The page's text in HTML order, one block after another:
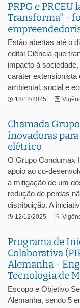
PRPG e
Transforma" -
Estão abertas até o
edital Ciência que
impacto à
caráter extensionista
ambiental, social e
18/12/2025
Chamada
inovadoras
elétrico
O Grupo Condumax
apoio ao co-
à mitigação de um
redução de perdas
distribuição. A
12/12/2025
Programa de
Colaborativa
Alemanha -
Tecnologia de
Escopo e Objetivo
Alemanha, sendo 5